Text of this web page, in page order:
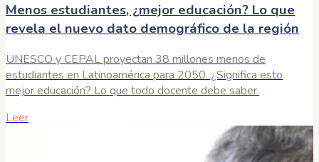
Menos estudiantes, ¿mejor educación? Lo que
revela el nuevo dato demográfico de la región
UNESCO y CEPAL proyectan 38 millones menos de
estudiantes en Latinoamérica para 2050. ¿Significa esto
mejor educación? Lo que todo docente debe saber.
Leer